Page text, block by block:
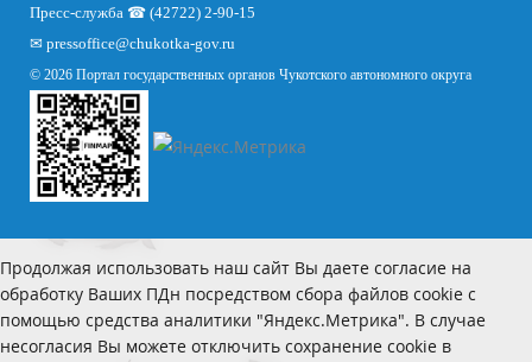
Пресс-служба ☎ (42722) 2-90-15
✉ pressoffice@chukotka-gov.ru
© 2026 Портал государственных органов Чукотского автономного округа
Продолжая использовать наш сайт Вы даете согласие на
обработку Ваших ПДн посредством сбора файлов cookie с
помощью средства аналитики "Яндекс.Метрика". В случае
несогласия Вы можете отключить сохранение cookie в